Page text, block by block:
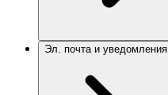
Эл. почта и уведомления